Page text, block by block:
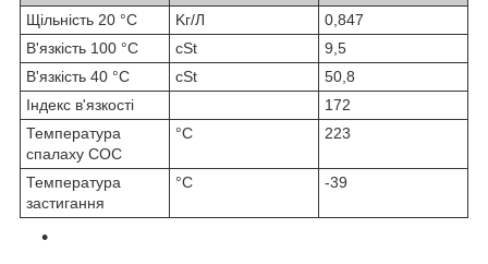
Щільність 20 °C
Kг/Л
0,847
В'язкість 100 °C
cSt
9,5
В'язкість 40 °C
cSt
50,8
Індекс в'язкості
172
Температура
спалаху COC
°C 223
Температура
застигання
°C -39